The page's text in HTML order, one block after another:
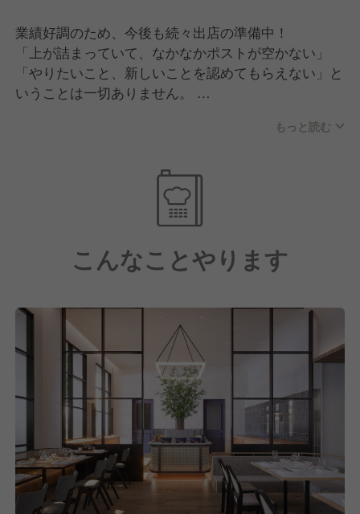
業績好調のため、今後も続々出店の準備中！
「上が詰まっていて、なかなかポストが空かない」
「やりたいこと、新しいことを認めてもらえない」と
いうことは一切ありません。
飲食業界で長く安心してキャリアを築ける環境を整備
同時に、マネジメントに必要なスキルや、経営に関わ
る知識を磨けます◎
「いつか自分のお店を持ちたい！」と考えている方に
会社全体を上げてバックアップします。
またホテル内ダイニングのため、営業時間が決まって
おり残業も少なめ、安定して働けるのも嬉しいポイン
ト。
気持ちに余裕が生まれるため、さまざまなシーンでホ
スピタリティが活かせます。
また新しいメニュー開発やイベント企画など、創造的
な仕事に意欲的に取り組むことが可能です。
あなたのアイデアを存分に活かし、お店を盛り上げて
もっと読む
こんなことやります